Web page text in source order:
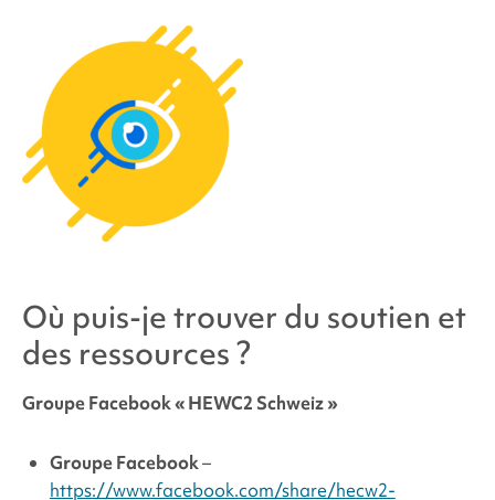
Où puis-je trouver du soutien et
des ressources ?
Groupe Facebook « HEWC2 Schweiz »
Groupe Facebook–
https://www.facebook.com/share/hecw2-